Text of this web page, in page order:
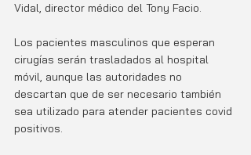
Vidal, director médico del Tony Facio.
Los pacientes masculinos que esperan
cirugías serán trasladados al hospital
móvil, aunque las autoridades no
descartan que de ser necesario también
sea utilizado para atender pacientes covid
positivos.